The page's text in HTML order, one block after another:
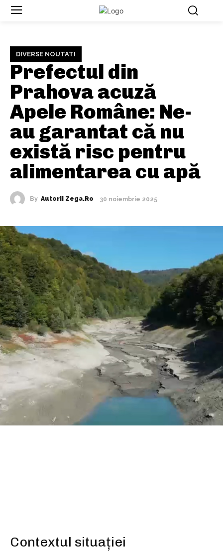
DIVERSE NOUTATI
Prefectul din
Prahova acuză
Apele Române: Ne-
au garantat că nu
există risc pentru
alimentarea cu apă
By Autorii Zega.ro 30 noiembrie 2025
Contextul situației